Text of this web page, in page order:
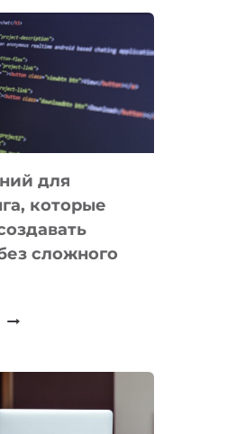
ПОЛЕЗНЫХ
ИНСТРУМЕНТОВ
ДЛЯ
РАБОТЫ
для
которые
сложного
КОТОРЫЕ